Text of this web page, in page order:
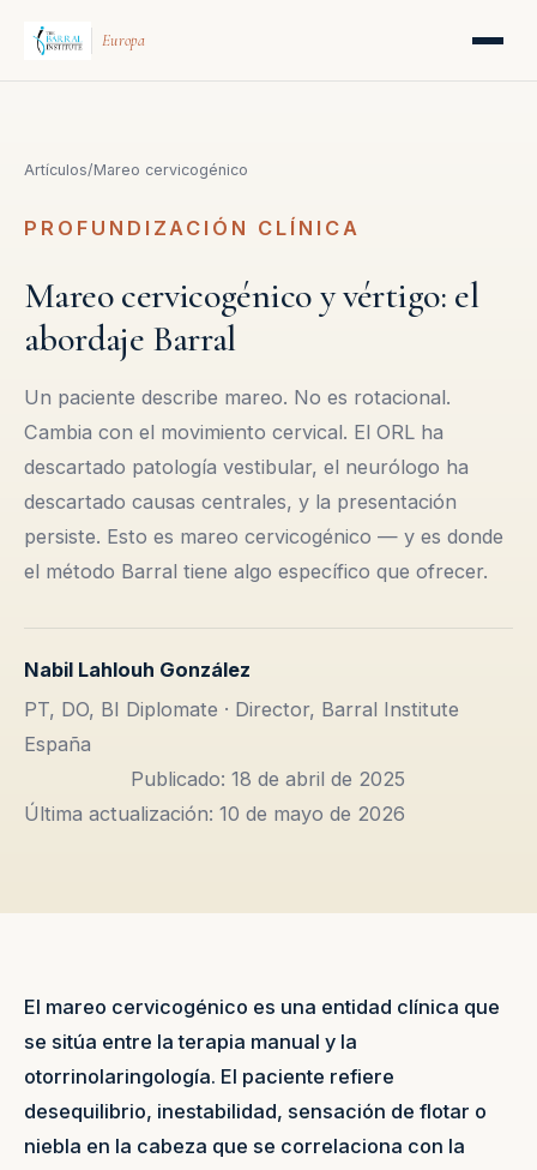
Europa
Artículos/Mareo cervicogénico
PROFUNDIZACIÓN CLÍNICA
Mareo cervicogénico y vértigo: el
abordaje Barral
Un paciente describe mareo. No es rotacional.
Cambia con el movimiento cervical. El ORL ha
descartado patología vestibular, el neurólogo ha
descartado causas centrales, y la presentación
persiste. Esto es mareo cervicogénico — y es donde
el método Barral tiene algo específico que ofrecer.
Nabil Lahlouh González
PT, DO, BI Diplomate · Director, Barral Institute
España
Publicado: 18 de abril de 2025
Última actualización: 10 de mayo de 2026
El mareo cervicogénico es una entidad clínica que
se sitúa entre la terapia manual y la
otorrinolaringología. El paciente refiere
desequilibrio, inestabilidad, sensación de flotar o
niebla en la cabeza que se correlaciona con la